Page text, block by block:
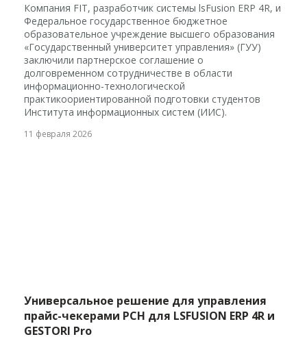
Компания FIT, разработчик системы lsFusion ERP 4R, и
Федеральное государственное бюджетное
образовательное учреждение высшего образования
«Государственный университет управления» (ГУУ)
заключили партнерское соглашение о
долговременном сотрудничестве в области
информационно-технологической
практикоориентированной подготовки студентов
Института информационных систем (ИИС).
11 февраля 2026
Универсальное решение для управления
прайс-чекерами PCH для LSFUSION ERP 4R и
GESTORI Pro